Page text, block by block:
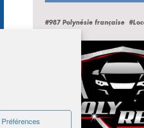
Préférences
#987 Polynésie française